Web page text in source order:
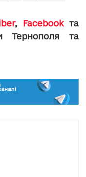
, Facebookта
Тернополя та